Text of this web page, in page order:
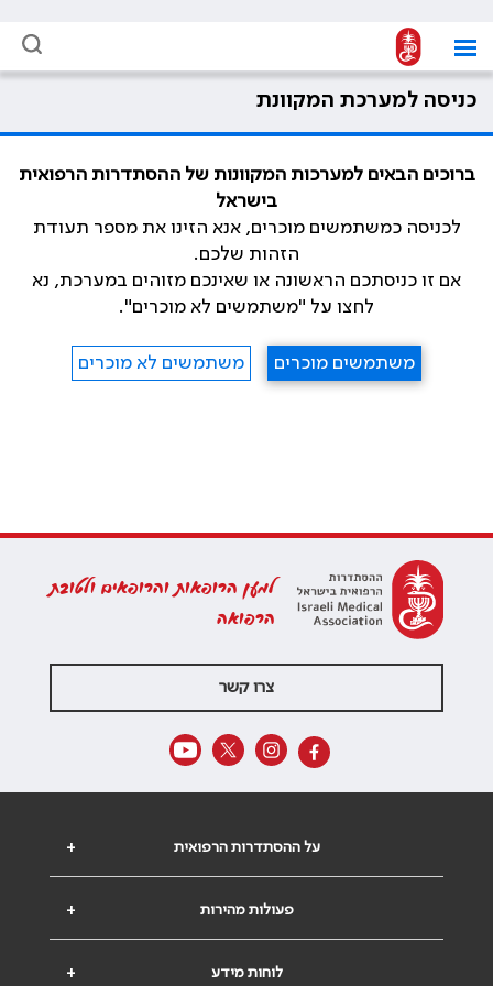
כניסה למערכת המקוונת
ברוכים הבאים למערכות המקוונות של ההסתדרות הרפואית
בישראל
לכניסה כמשתמשים מוכרים, אנא הזינו את מספר תעודת
הזהות שלכם.
אם זו כניסתכם הראשונה או שאינכם מזוהים במערכת, נא
לחצו על "משתמשים לא מוכרים".
משתמשים מוכרים משתמשים לא מוכרים
למען הרופאות והרופאים ולטובת
הרפואה
צרו קשר
+ על ההסתדרות הרפואית
+ פעולות מהירות
+ לוחות מידע